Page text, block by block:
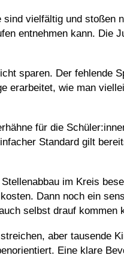
vielfältig und stoßen
entnehmen kann. Die
sparen. Der fehlende
erarbeitet, wie man
für die
Standard gilt
im Kreis
Dann noch ein
selbst drauf kommen
aber tausende
Eine klare